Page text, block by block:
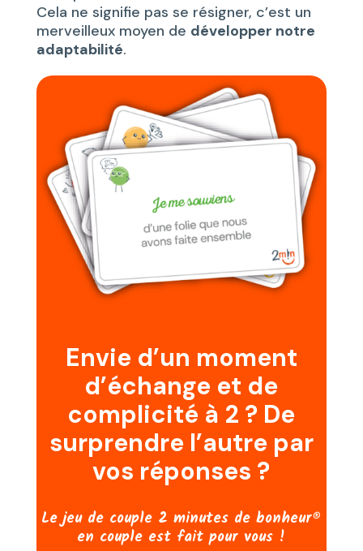
Cela ne signifie pas se résigner, c’est un
merveilleux moyen de développer notre
adaptabilité.
Envie d’un moment
d’échange et de
complicité à 2 ? De
surprendre l’autre par
vos réponses ?
Le jeu de couple 2 minutes de bonheur®
en couple est fait pour vous !